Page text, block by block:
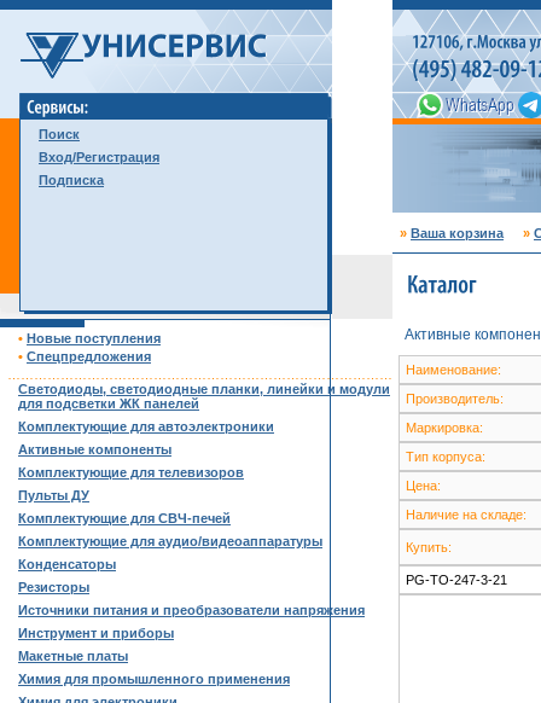
Поиск
Вход/Регистрация
Подписка
» Ваша корзина »
• Новые поступления
• Спецпредложения
Светодиоды, светодиодные планки, линейки и модули
для подсветки ЖК панелей
Комплектующие для автоэлектроники
Активные компоненты
Комплектующие для телевизоров
Пульты ДУ
Комплектующие для СВЧ-печей
Комплектующие для аудио/видеоаппаратуры
Конденсаторы
Резисторы
Источники питания и преобразователи напряжения
Инструмент и приборы
Макетные платы
Химия для промышленного применения
Активные
Наименование:
Производитель:
Маркировка:
Тип корпуса:
Цена:
Наличие на складе:
Купить:
PG-TO-247-3-21